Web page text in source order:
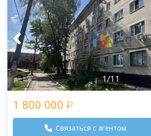
1/11
1 800 000
Связаться с агентом